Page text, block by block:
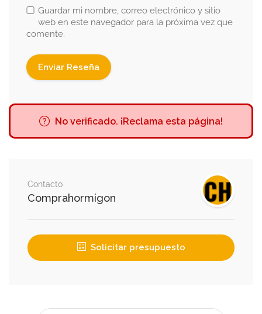
Guardar mi nombre, correo electrónico y sitio
web en este navegador para la próxima vez que
comente.
No verificado. ¡Reclama esta página!
Contacto
Comprahormigon
Solicitar presupuesto